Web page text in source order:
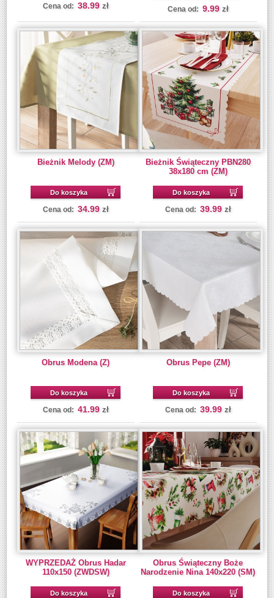
Cena od: 38.99 zł Cena od: 9.99 zł
Bieżnik Melody (ZM)
Do koszyka
Cena od: 34.99 zł
Bieżnik Świąteczny PBN280
38x180 cm (ZM)
Do koszyka
Cena od: 39.99 zł
Obrus Modena (Z)
Do koszyka
Cena od: 41.99 zł
Obrus Pepe (ZM)
Do koszyka
Cena od: 39.99 zł
WYPRZEDAŻ Obrus Hadar
110x150 (ZWDSW)
Do koszyka
Obrus Świąteczny Boże
Narodzenie Nina 140x220 (SM)
Do koszyka